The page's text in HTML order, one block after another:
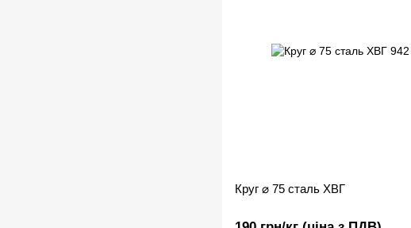
Круг ⌀ 75 сталь ХВГ